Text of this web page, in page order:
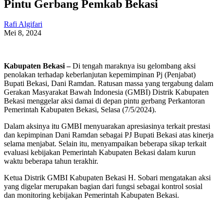
Pintu Gerbang Pemkab Bekasi
Rafi Algifari
Mei 8, 2024
Kabupaten Bekasi –Di tengah maraknya isu gelombang aksi
penolakan terhadap keberlanjutan kepemimpinan Pj (Penjabat)
Bupati Bekasi, Dani Ramdan. Ratusan massa yang tergabung dalam
Gerakan Masyarakat Bawah Indonesia (GMBI) Distrik Kabupaten
Bekasi menggelar aksi damai di depan pintu gerbang Perkantoran
Pemerintah Kabupaten Bekasi, Selasa (7/5/2024).
Dalam aksinya itu GMBI menyuarakan apresiasinya terkait prestasi
dan kepimpinan Dani Ramdan sebagai PJ Bupati Bekasi atas kinerja
selama menjabat. Selain itu, menyampaikan beberapa sikap terkait
evaluasi kebijakan Pemerintah Kabupaten Bekasi dalam kurun
waktu beberapa tahun terakhir.
Ketua Distrik GMBI Kabupaten Bekasi H. Sobari mengatakan aksi
yang digelar merupakan bagian dari fungsi sebagai kontrol sosial
dan monitoring kebijakan Pemerintah Kabupaten Bekasi.